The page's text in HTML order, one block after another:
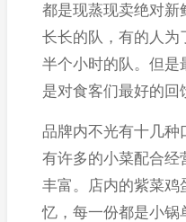
都是现蒸现卖绝对新
长长的队，有的人为
半个小时的队。但是
是对食客们最好的回
品牌内不光有十几
有许多的小菜配合经
丰富。店内的紫菜鸡
忆，每一份都是小锅